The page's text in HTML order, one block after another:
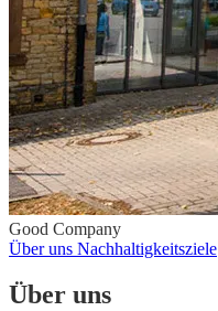
Good Company
Über uns Nachhaltigkeitsziele
Über uns